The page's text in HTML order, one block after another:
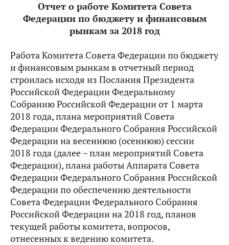
Отчет о работе Комитета Совета
Федерации по бюджету и финансовым
рынкам за 2018 год
Работа Комитета Совета Федерации по бюджету
и финансовым рынкам в отчетный период
строилась исходя из Послания Президента
Российской Федерации Федеральному
Собранию Российской Федерации от 1 марта
2018 года, плана мероприятий Совета
Федерации Федерального Собрания Российской
Федерации на весеннюю (осеннюю) сессии
2018 года (далее – план мероприятий Совета
Федерации), плана работы Аппарата Совета
Федерации Федерального Собрания Российской
Федерации по обеспечению деятельности
Совета Федерации Федерального Собрания
Российской Федерации на 2018 год, планов
текущей работы комитета, вопросов,
отнесенных к ведению комитета.